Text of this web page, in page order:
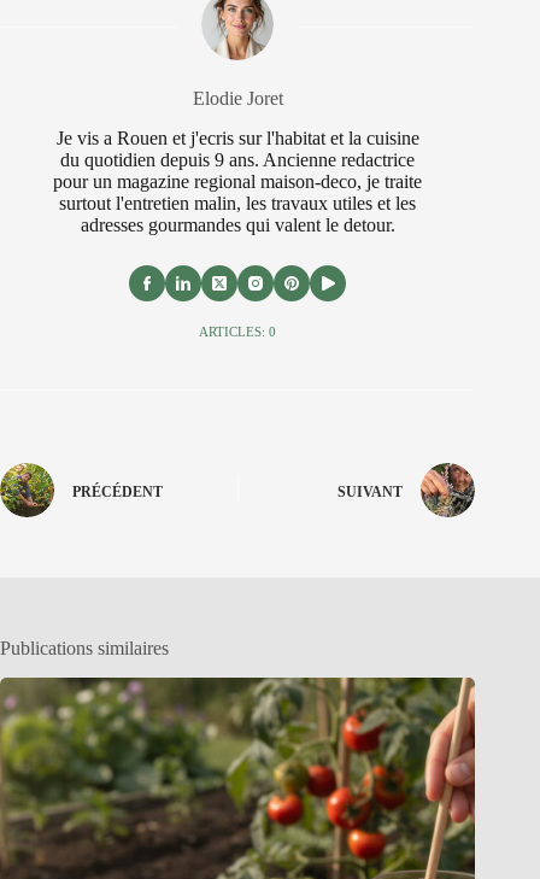
Elodie Joret
Je vis a Rouen et j'ecris sur l'habitat et la cuisine
du quotidien depuis 9 ans. Ancienne redactrice
pour un magazine regional maison-deco, je traite
surtout l'entretien malin, les travaux utiles et les
adresses gourmandes qui valent le detour.
ARTICLES: 0
PRÉCÉDENT SUIVANT
Publications similaires